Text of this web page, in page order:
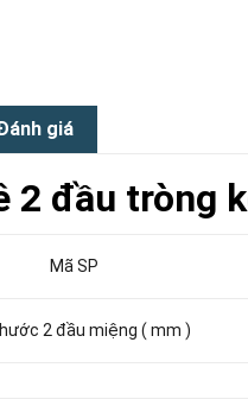
giá
2 đầu tròng
Mã SP
2 đầu miệng ( mm )